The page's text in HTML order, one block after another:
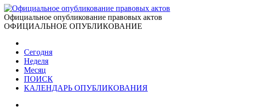
Официальное опубликование правовых актов
ОФИЦИАЛЬНОЕ ОПУБЛИКОВАНИЕ
Сегодня
Неделя
Месяц
ПОИСК
КАЛЕНДАРЬ ОПУБЛИКОВАНИЯ